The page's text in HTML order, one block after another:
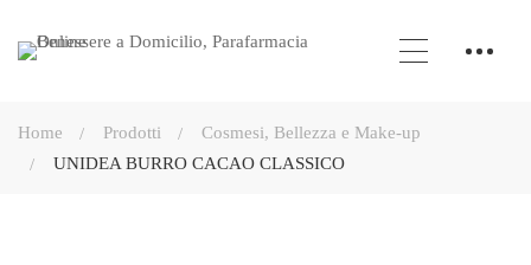
Home Prodotti
Cosmesi, Bellezza e Make-up
UNIDEA BURRO CACAO CLASSICO